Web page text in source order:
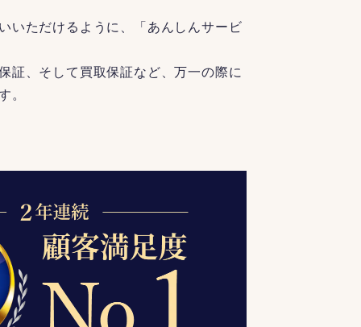
いただけるように、「あんしんサービ
証、そして買取保証など、万一の際に
。